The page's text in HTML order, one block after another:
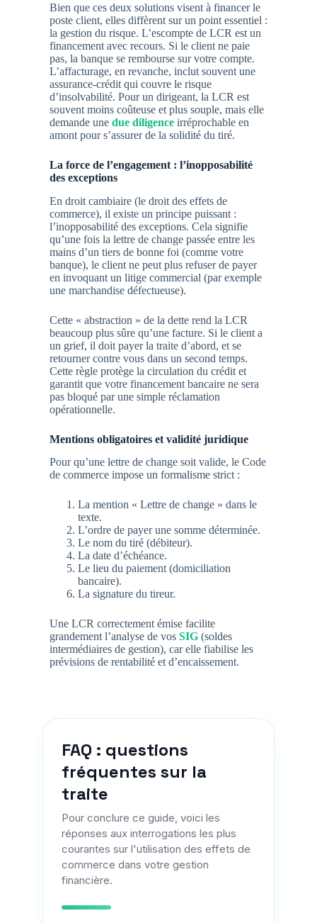
Bien que ces deux solutions visent à financer le
poste client, elles diffèrent sur un point essentiel :
la gestion du risque. L’escompte de LCR est un
financement avec recours. Si le client ne paie
pas, la banque se rembourse sur votre compte.
L’affacturage, en revanche, inclut souvent une
assurance-crédit qui couvre le risque
d’insolvabilité. Pour un dirigeant, la LCR est
souvent moins coûteuse et plus souple, mais elle
demande une due diligence irréprochable en
amont pour s’assurer de la solidité du tiré.
La force de l’engagement : l’inopposabilité
des exceptions
En droit cambiaire (le droit des effets de
commerce), il existe un principe puissant :
l’inopposabilité des exceptions. Cela signifie
qu’une fois la lettre de change passée entre les
mains d’un tiers de bonne foi (comme votre
banque), le client ne peut plus refuser de payer
en invoquant un litige commercial (par exemple
une marchandise défectueuse).
Cette « abstraction » de la dette rend la LCR
beaucoup plus sûre qu’une facture. Si le client a
un grief, il doit payer la traite d’abord, et se
retourner contre vous dans un second temps.
Cette règle protège la circulation du crédit et
garantit que votre financement bancaire ne sera
pas bloqué par une simple réclamation
opérationnelle.
Mentions obligatoires et validité juridique
Pour qu’une lettre de change soit valide, le Code
de commerce impose un formalisme strict :
La mention « Lettre de change » dans le
texte.
L’ordre de payer une somme déterminée.
Le nom du tiré (débiteur).
La date d’échéance.
Le lieu du paiement (domiciliation
bancaire).
La signature du tireur.
Une LCR correctement émise facilite
grandement l’analyse de vos SIG (soldes
intermédiaires de gestion), car elle fiabilise les
prévisions de rentabilité et d’encaissement.
FAQ : questions
fréquentes sur la
traite
Pour conclure ce guide, voici les
réponses aux interrogations les plus
courantes sur l'utilisation des effets de
commerce dans votre gestion
financière.